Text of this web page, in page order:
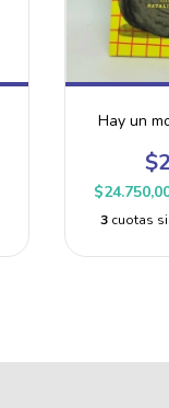
Hay un
3 cuotas